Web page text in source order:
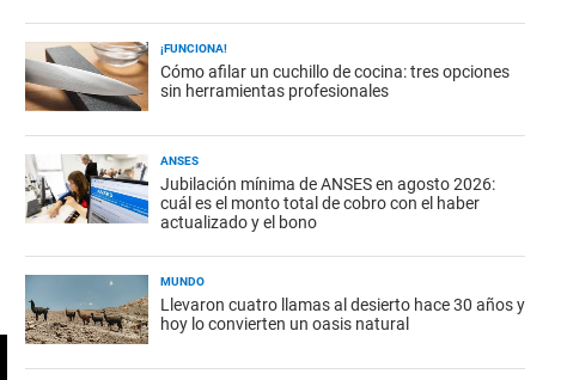
¡FUNCIONA!
Cómo afilar un cuchillo de cocina: tres opciones
sin herramientas profesionales
ANSES
Jubilación mínima de ANSES en agosto 2026:
cuál es el monto total de cobro con el haber
actualizado y el bono
MUNDO
Llevaron cuatro llamas al desierto hace 30 años y
hoy lo convierten un oasis natural